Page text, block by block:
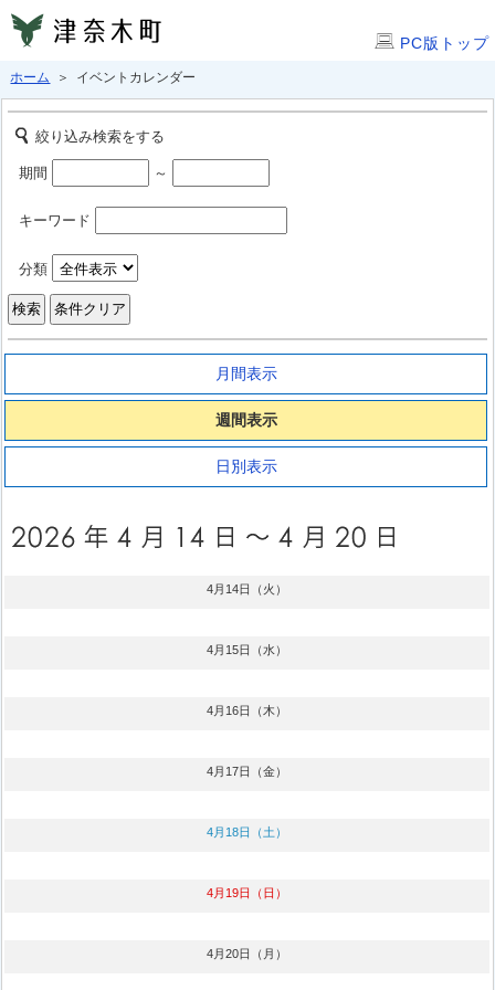
PC版トップ
ホーム ＞ イベントカレンダー
絞り込み検索をする
期間 ～
キーワード
分類
月間表示
週間表示
日別表示
4月14日（火）
4月15日（水）
4月16日（木）
4月17日（金）
4月18日（土）
4月19日（日）
4月20日（月）